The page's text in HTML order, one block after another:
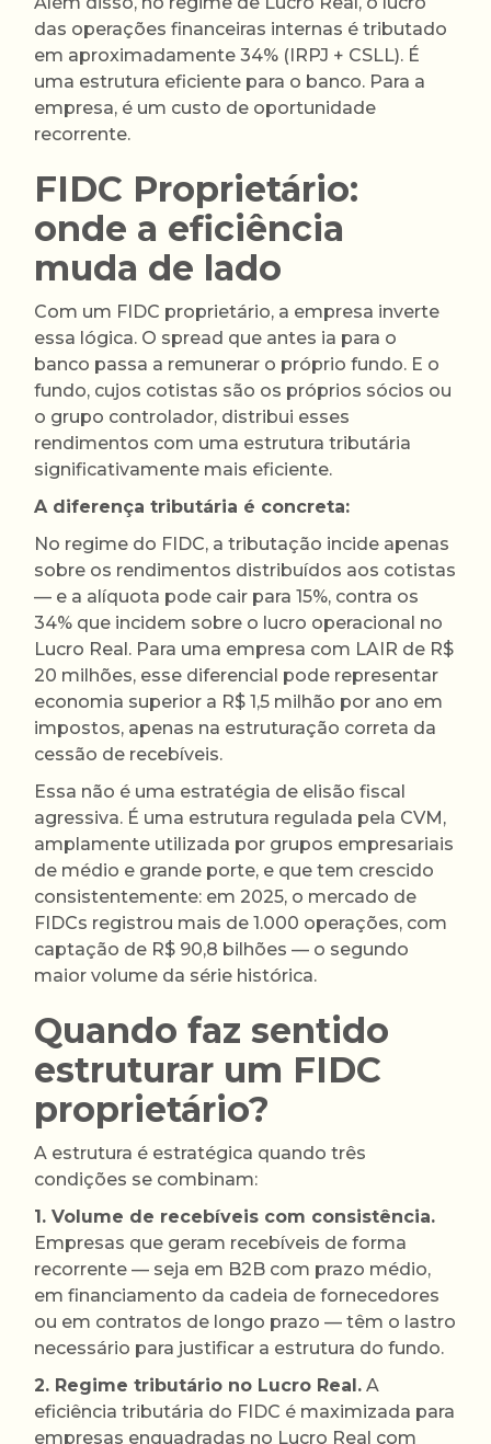
das operações financeiras internas é tributado
em aproximadamente 34% (IRPJ + CSLL). É
uma estrutura eficiente para o banco. Para a
empresa, é um custo de oportunidade
recorrente.
FIDC Proprietário:
onde a eficiência
muda de lado
Com um FIDC proprietário, a empresa inverte
essa lógica. O spread que antes ia para o
banco passa a remunerar o próprio fundo. E o
fundo, cujos cotistas são os próprios sócios ou
o grupo controlador, distribui esses
rendimentos com uma estrutura tributária
significativamente mais eficiente.
A diferença tributária é concreta:
No regime do FIDC, a tributação incide apenas
sobre os rendimentos distribuídos aos cotistas
— e a alíquota pode cair para 15%, contra os
34% que incidem sobre o lucro operacional no
Lucro Real. Para uma empresa com LAIR de R$
20 milhões, esse diferencial pode representar
economia superior a R$ 1,5 milhão por ano em
impostos, apenas na estruturação correta da
cessão de recebíveis.
Essa não é uma estratégia de elisão fiscal
agressiva. É uma estrutura regulada pela CVM,
amplamente utilizada por grupos empresariais
de médio e grande porte, e que tem crescido
consistentemente: em 2025, o mercado de
FIDCs registrou mais de 1.000 operações, com
captação de R$ 90,8 bilhões — o segundo
maior volume da série histórica.
Quando faz sentido
estruturar um FIDC
proprietário?
A estrutura é estratégica quando três
condições se combinam:
1. Volume de recebíveis com consistência.
Empresas que geram recebíveis de forma
recorrente — seja em B2B com prazo médio,
em financiamento da cadeia de fornecedores
ou em contratos de longo prazo — têm o lastro
necessário para justificar a estrutura do fundo.
2. Regime tributário no Lucro Real. A
eficiência tributária do FIDC é maximizada para
empresas enquadradas no Lucro Real com